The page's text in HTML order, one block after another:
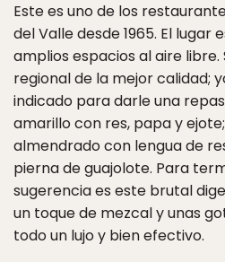
Este es uno de los
del Valle desde 1965. El lugar
amplios espacios al aire
regional de la mejor calidad;
indicado para darle una
amarillo con res, papa y
almendrado con lengua de
pierna de guajolote. Para
sugerencia es este brutal
un toque de mezcal y unas
todo un lujo y bien efectivo.